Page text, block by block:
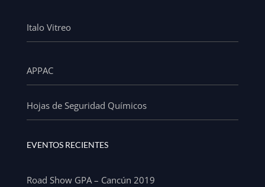
Italo Vitreo
APPAC
Hojas de Seguridad Químicos
EVENTOS RECIENTES
Road Show GPA – Cancún 2019